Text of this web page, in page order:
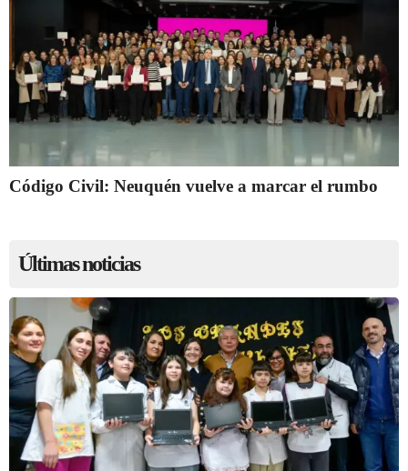
Código Civil: Neuquén vuelve a marcar el rumbo
Últimas noticias